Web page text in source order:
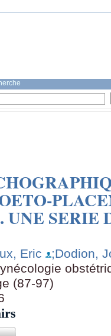
SERIE
Eric
;Dodion,
(87-97)